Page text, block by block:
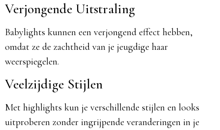
Verjongende Uitstraling
Babylights kunnen een verjongend effect hebben,
omdat ze de zachtheid van je jeugdige haar
weerspiegelen.
Veelzijdige Stijlen
Met highlights kun je verschillende stijlen en looks
uitproberen zonder ingrijpende veranderingen in je